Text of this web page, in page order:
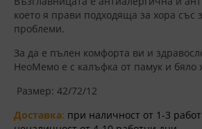
което я прави подходяща за хора със
проблеми.
За да е пълен комфорта ви и
НеоМемо е с калъфка от памук и бяло
Размер: 42/72/12
Доставка: при наличност от 1-3